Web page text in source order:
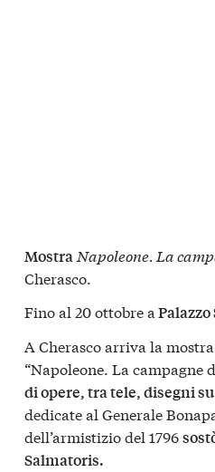
Mostra Napoleone. La
Cherasco.
Fino al 20 ottobre a
A Cherasco arriva la
“Napoleone. La campagne
di opere, tra tele, disegni
dedicate al Generale
dell’armistizio del 1796
Salmatoris.